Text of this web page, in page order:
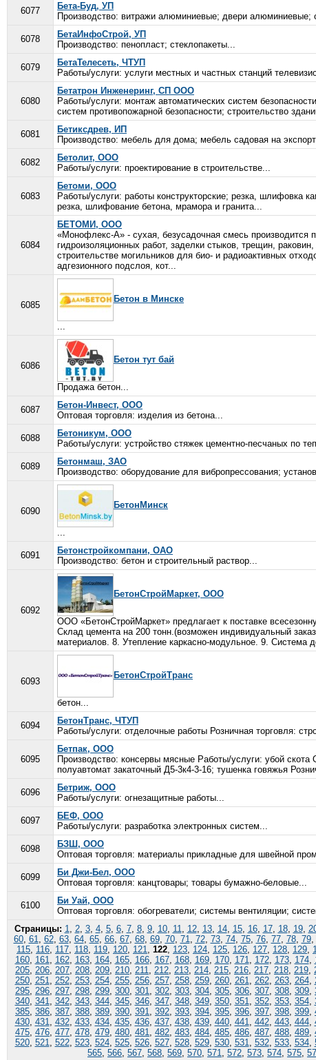
6077
Бета-Буд, УП
Производство: витражи алюминиевые; двери
6078
БетаИнфоСтрой, УП
Производство: пенопласт; стеклопакеты...
6079
БетаТелесеть, ЧТУП
Работы/услуги: услуги местных и частных станций
6080
Бетатрон Инженеринг, СП ООО
Работы/услуги: монтаж автоматических систем
систем противопожарной безопасности; строительство
6081
Бетиксдрев, ИП
Производство: мебель для дома; мебель садовая на
6082
Бетолит, ООО
Работы/услуги: проектирование в строительстве...
6083
Бетоми, ООО
Работы/услуги: работы конструкторские; резка, шлифовка
резка, шлифование бетона, мрамора и гранита...
6084
БЕТОМИ, ООО
«Монофлекс-А» - сухая, безусадочная смесь производится
гидроизоляционных работ, заделки стыков, трещин,
строительстве могильников для био- и радиоактивных
адгезионного подслоя, кот...
6085
Бетон в Минске
...
6086
Бетон тут бай
Продажа бетон...
6087
Бетон-Инвест, ООО
Оптовая торговля: изделия из бетона...
6088
Бетоникум, ООО
Работы/услуги: устройство стяжек цементно-песчаных по
6089
Бетонмаш, ЗАО
Производство: оборудование для вибропрессования;
6090
БетонМинск
...
6091
Бетонстройкомпани, ОАО
Производство: бетон и строительный раствор...
6092
БетонСтройМаркет, ООО
ООО «БетонСтройМаркет» предлагает к поставке
Cклад цемента на 200 тонн.(возможен индивидуальный
материалов. 8. Утепление каркасно-модульное. 9. Система
6093
БетонСтройТранс
бетон...
6094
БетонТранс, ЧТУП
Работы/услуги: отделочные работы Розничная торговля:
6095
Бетпак, ООО
Производство: консервы мясные Работы/услуги: убой
полуавтомат закаточный Д5-3к4-3-16; тушенка говяжья
6096
Бетриж, ООО
Работы/услуги: огнезащитные работы...
6097
БЕФ, ООО
Работы/услуги: разработка электронных систем...
6098
БЗШ, ООО
Оптовая торговля: материалы прикладные для швейной
6099
Би Джи-Бел, ООО
Оптовая торговля: канцтовары; товары бумажно-беловые...
6100
Би Уай, ООО
Оптовая торговля: обогреватели; системы вентиляции;
Страницы: 1, 2, 3, 4, 5, 6, 7, 8, 9, 10, 11, 12, 13, 14, 15, 16, 17, 18, 19,
60, 61, 62, 63, 64, 65, 66, 67, 68, 69, 70, 71, 72, 73, 74, 75, 76, 77, 78, 79,
115, 116, 117, 118, 119, 120, 121, 122, 123, 124, 125, 126, 127, 128, 129,
160, 161, 162, 163, 164, 165, 166, 167, 168, 169, 170, 171, 172, 173, 174,
205, 206, 207, 208, 209, 210, 211, 212, 213, 214, 215, 216, 217, 218, 219,
250, 251, 252, 253, 254, 255, 256, 257, 258, 259, 260, 261, 262, 263, 264,
295, 296, 297, 298, 299, 300, 301, 302, 303, 304, 305, 306, 307, 308, 309,
340, 341, 342, 343, 344, 345, 346, 347, 348, 349, 350, 351, 352, 353, 354,
385, 386, 387, 388, 389, 390, 391, 392, 393, 394, 395, 396, 397, 398, 399,
430, 431, 432, 433, 434, 435, 436, 437, 438, 439, 440, 441, 442, 443, 444,
475, 476, 477, 478, 479, 480, 481, 482, 483, 484, 485, 486, 487, 488, 489,
520, 521, 522, 523, 524, 525, 526, 527, 528, 529, 530, 531, 532, 533, 534,
565, 566, 567, 568, 569, 570, 571, 572, 573, 574, 575,